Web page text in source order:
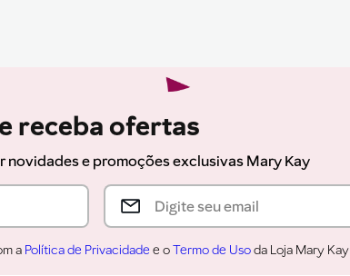
receba ofertas
novidades e promoções exclusivas Mary Kay
a Política de Privacidade e oTermo de Usoda Loja Mary Kay